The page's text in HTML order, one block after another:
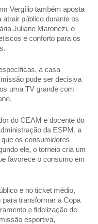
Vergílio também aposta
público durante os
Juliane Maronezi, o
e conforto para os
a casa
pode ser decisiva
uma TV grande com
do CEAM e docente do
da ESPM, a
os consumidores
ele, o torneio cria um
favorece o consumo em
e no ticket médio,
para transformar a Copa
e fidelização de
esportiva,